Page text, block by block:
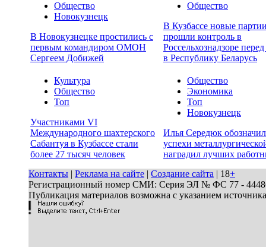
Общество
Новокузнецк
В Новокузнецке простились с
первым командиром ОМОН
Сергеем Добижей
Общество
В Кузбассе новые
прошли контроль в
Россельхознадзоре
в Республику Беларусь
Культура
Общество
Топ
Участниками VI
Международного шахтерского
Сабантуя в Кузбассе стали
более 27 тысяч человек
Общество
Экономика
Топ
Новокузнецк
Илья Середюк
успехи
наградил лучших
Контакты | Реклама на сайте | Создание сайта | 18+
Регистрационный номер СМИ: Серия ЭЛ № ФС 77 - 44486
Публикация материалов возможна с указанием